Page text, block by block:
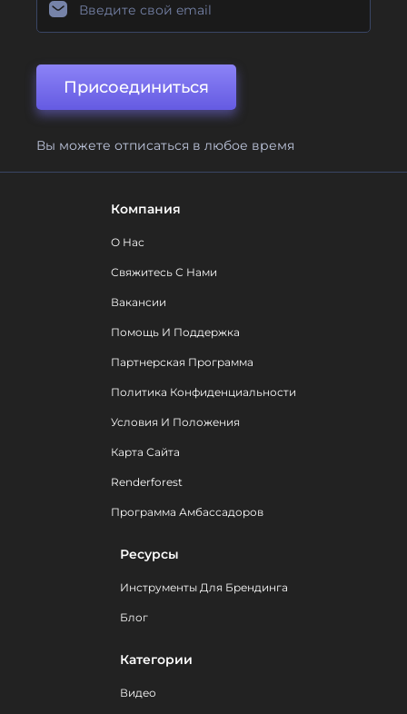
Присоединиться
Вы можете отписаться в любое время
Компания
О Нас
Свяжитесь С Нами
Вакансии
Помощь И Поддержка
Партнерская Программа
Политика Конфиденциальности
Условия И Положения
Карта Сайта
Renderforest
Программа Амбассадоров
Ресурсы
Инструменты Для Брендинга
Блог
Категории
Видео